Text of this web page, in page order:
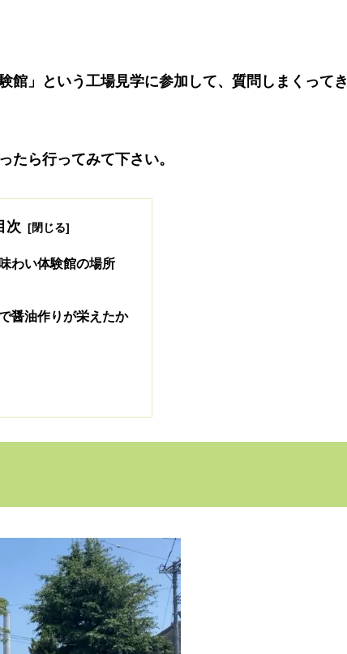
館」という工場見学に参加して、質問しまくってき
たら行ってみて下さい。
次
わい体験館の場所
醤油作りが栄えたか